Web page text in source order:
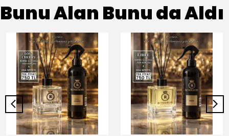
Bunu Alan Bunu da Aldı